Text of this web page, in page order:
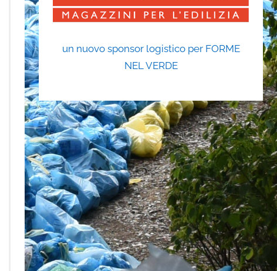
un nuovo sponsor logistico per FORME
NEL VERDE